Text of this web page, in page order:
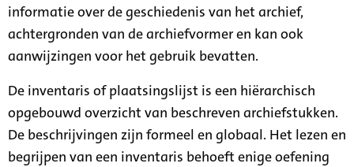
informatie over de geschiedenis van het archief,
achtergronden van de archiefvormer en kan ook
aanwijzingen voor het gebruik bevatten.
De inventaris of plaatsingslijst is een hiërarchisch
opgebouwd overzicht van beschreven archiefstukken.
De beschrijvingen zijn formeel en globaal. Het lezen en
begrijpen van een inventaris behoeft enige oefening